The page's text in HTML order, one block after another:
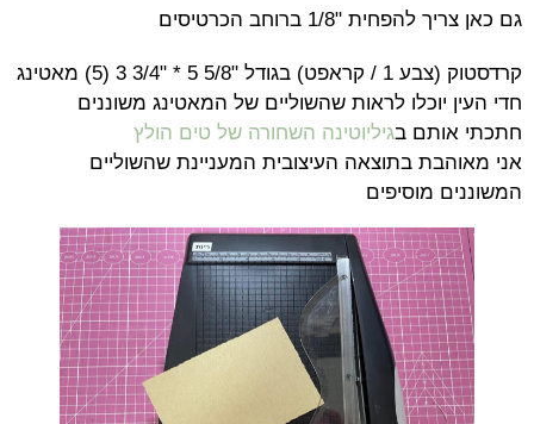
גם כאן צריך להפחית "1/8 ברוחב הכרטיסים
קרדסטוק (צבע 1 / קראפט) בגודל "5/8 5 * "3/4 3 (5) מאטינג
חדי העין יוכלו לראות שהשוליים של המאטינג משוננים
חתכתי אותם בגיליוטינה השחורה של טים הולץ
אני מאוהבת בתוצאה העיצובית המעניינת שהשוליים
המשוננים מוסיפים